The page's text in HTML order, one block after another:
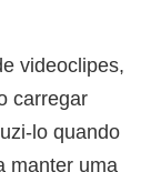
videoclipes,
carregar
lo quando
manter uma